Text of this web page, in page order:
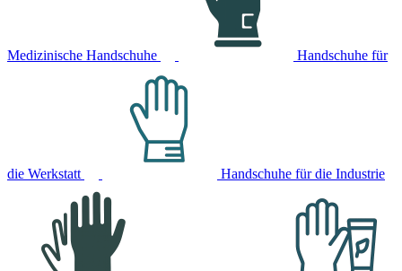
Medizinische Handschuhe Handschuhe für
die Werkstatt Handschuhe für die Industrie